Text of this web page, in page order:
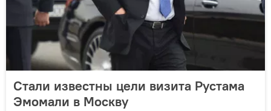
Стали известны цели визита Рустама
Эмомали в Москву